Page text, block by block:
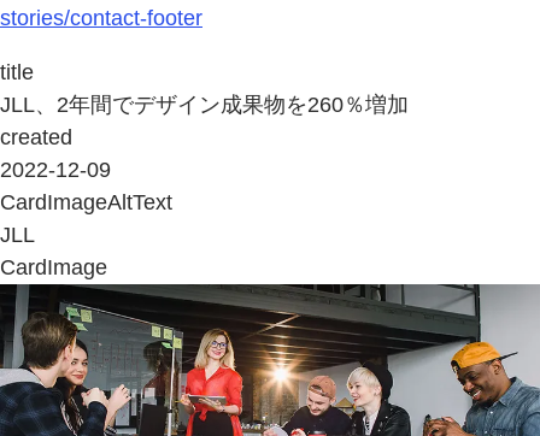
stories/contact-footer
title
JLL、2年間でデザイン成果物を260％増加
created
2022-12-09
CardImageAltText
JLL
CardImage